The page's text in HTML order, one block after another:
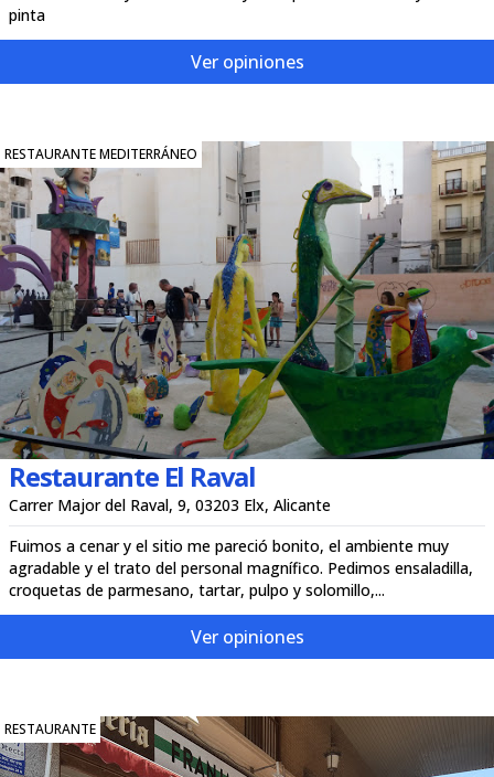
pinta
Ver opiniones
RESTAURANTE MEDITERRÁNEO
Restaurante El Raval
Carrer Major del Raval, 9, 03203 Elx, Alicante
Fuimos a cenar y el sitio me pareció bonito, el ambiente muy
agradable y el trato del personal magnífico. Pedimos ensaladilla,
croquetas de parmesano, tartar, pulpo y solomillo,...
Ver opiniones
RESTAURANTE